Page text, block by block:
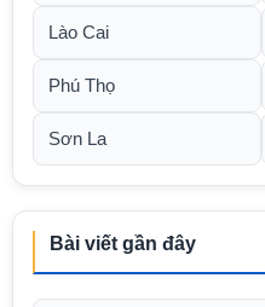
Lào Cai
Phú Thọ
Sơn La
Bài viết gần đây